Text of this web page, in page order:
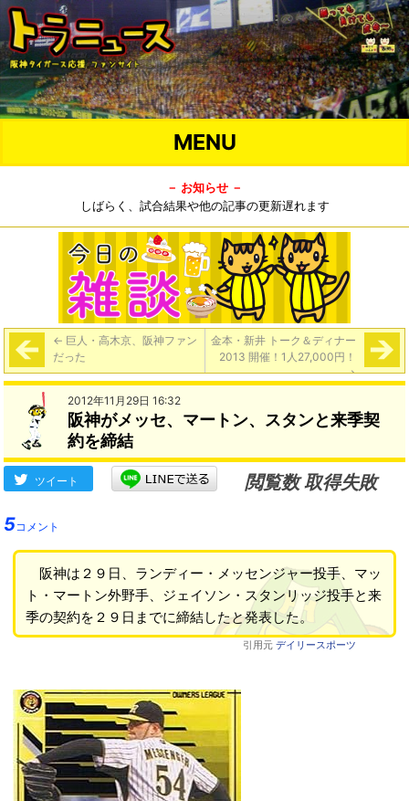
MENU
－ お知らせ －
しばらく、試合結果や他の記事の更新遅れます
← 巨人・高木京、阪神ファン
だった
金本・新井 トーク＆ディナー
2013 開催！1人27,000円！
→
2012年11月29日 16:32
阪神がメッセ、マートン、スタンと来季契
約を締結
ツイート
閲覧数 取得失敗
5コメント
阪神は２９日、ランディー・メッセンジャー投手、マッ
ト・マートン外野手、ジェイソン・スタンリッジ投手と来
季の契約を２９日までに締結したと発表した。
引用元 デイリースポーツ